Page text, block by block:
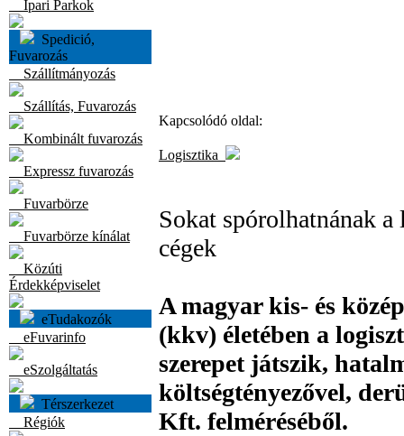
Ipari Parkok
Spedició,
Fuvarozás
Szállítmányozás
Szállítás, Fuvarozás
Kombinált fuvarozás
Expressz fuvarozás
Fuvarbörze
Fuvarbörze kínálat
Közúti
Érdekképviselet
eTudakozók
eFuvarinfo
eSzolgáltatás
Térszerkezet
Régiók
Kapcsolódó oldal:
Logisztika
Sokat spórolhatnának
cégek
A magyar kis- és
(kkv) életében a
szerepet játszik,
költségtényezővel,
Kft. felméréséből.